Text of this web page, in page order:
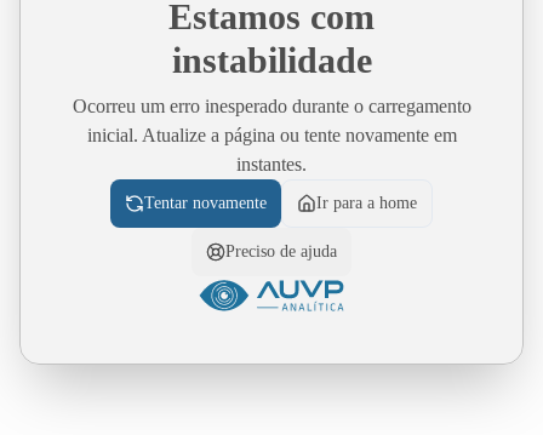
Estamos com
instabilidade
Ocorreu um erro inesperado durante o carregamento
inicial. Atualize a página ou tente novamente em
instantes.
Tentar novamente Ir para a home
Preciso de ajuda